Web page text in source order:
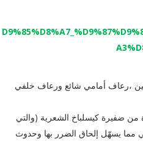
،رعاف أمامي شائع ورعاف خلفي
يكون النزف عادة من ضفيرة كيسلباخ الشعرية (والتي
مما يسهّل إلحاق الضرر بها وحدوث